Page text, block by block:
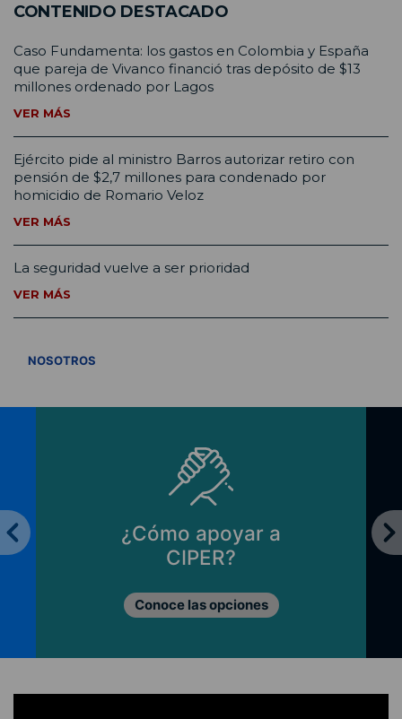
CONTENIDO DESTACADO
Caso Fundamenta: los gastos en Colombia y España
que pareja de Vivanco financió tras depósito de $13
millones ordenado por Lagos
VER MÁS
Ejército pide al ministro Barros autorizar retiro con
pensión de $2,7 millones para condenado por
homicidio de Romario Veloz
VER MÁS
La seguridad vuelve a ser prioridad
VER MÁS
NOSOTROS
¿Cómo apoyar a
CIPER?
Conoce las opciones